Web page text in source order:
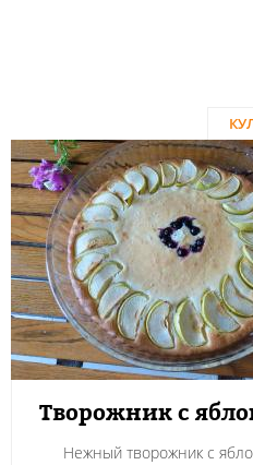
Творожник с
Нежный творожник с